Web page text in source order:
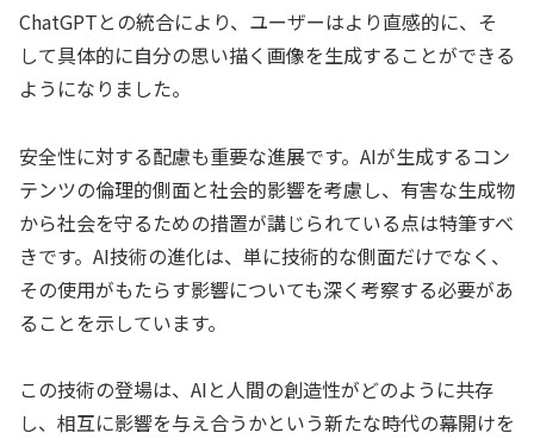
ChatGPTとの統合により、ユーザーはより直感的に、そ
して具体的に自分の思い描く画像を生成することができる
ようになりました。
安全性に対する配慮も重要な進展です。AIが生成するコン
テンツの倫理的側面と社会的影響を考慮し、有害な生成物
から社会を守るための措置が講じられている点は特筆すべ
きです。AI技術の進化は、単に技術的な側面だけでなく、
その使用がもたらす影響についても深く考察する必要があ
ることを示しています。
この技術の登場は、AIと人間の創造性がどのように共存
し、相互に影響を与え合うかという新たな時代の幕開けを